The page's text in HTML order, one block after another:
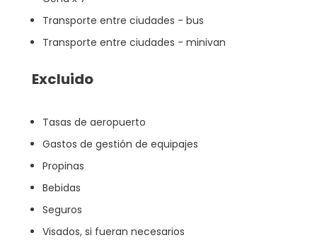
Transporte entre ciudades - bus
Transporte entre ciudades - minivan
Excluido
Tasas de aeropuerto
Gastos de gestión de equipajes
Propinas
Bebidas
Seguros
Visados, si fueran necesarios